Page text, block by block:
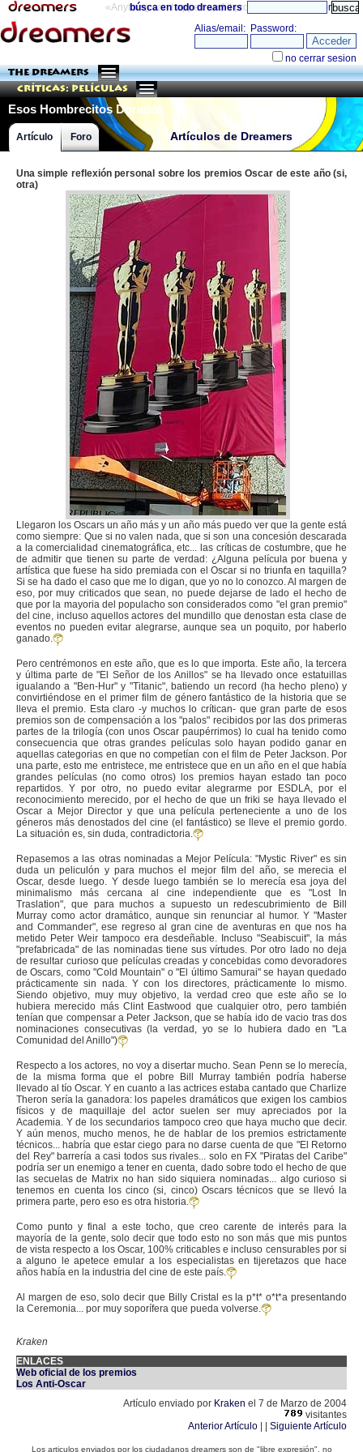
«Anything can happen and it probably will» directorio
búsca en todo dreamers
THE DREAMERS
Críticas: Películas
Esos Hombrecitos Dorados
Artículos de Dreamers
Artículo Foro
Una simple reflexión personal sobre los premios Oscar de este año (si,
otra)
Llegaron los Oscars un año más y un año más puedo ver que la gente está
como siempre: Que si no valen nada, que si son una concesión descarada
a la comercialidad cinematográfica, etc... las críticas de costumbre, que he
de admitir que tienen su parte de verdad: ¿Alguna película por buena y
artística que fuese ha sido premiada con el Oscar si no triunfa en taquilla?
Si se ha dado el caso que me lo digan, que yo no lo conozco. Al margen de
eso, por muy criticados que sean, no puede dejarse de lado el hecho de
que por la mayoria del populacho son considerados como "el gran premio"
del cine, incluso aquellos actores del mundillo que denostan esta clase de
eventos no pueden evitar alegrarse, aunque sea un poquito, por haberlo
ganado.
Pero centrémonos en este año, que es lo que importa. Este año, la tercera
y última parte de "El Señor de los Anillos" se ha llevado once estatuillas
igualando a "Ben-Hur" y "Titanic", batiendo un record (ha hecho pleno) y
convirtiéndose en el primer film de género fantástico de la historia que se
lleva el premio. Esta claro -y muchos lo crítican- que gran parte de esos
premios son de compensación a los "palos" recibidos por las dos primeras
partes de la trilogía (con unos Oscar paupérrimos) lo cual ha tenido como
consecuencia que otras grandes películas solo hayan podido ganar en
aquellas categorias en que no competían con el film de Peter Jackson. Por
una parte, esto me entristece, me entristece que en un año en el que había
grandes películas (no como otros) los premios hayan estado tan poco
repartidos. Y por otro, no puedo evitar alegrarme por ESDLA, por el
reconocimiento merecido, por el hecho de que un friki se haya llevado el
Oscar a Mejor Director y que una película perteneciente a uno de los
géneros más denostados del cine (el fantástico) se lleve el premio gordo.
La situación es, sin duda, contradictoria.
Repasemos a las otras nominadas a Mejor Película: "Mystic River" es sin
duda un peliculón y para muchos el mejor film del año, se merecia el
Oscar, desde luego. Y desde luego también se lo merecía esa joya del
minimalismo más cercana al cine independiente que es "Lost In
Traslation", que para muchos a supuesto un redescubrimiento de Bill
Murray como actor dramático, aunque sin renunciar al humor. Y "Master
and Commander", ese regreso al gran cine de aventuras en que nos ha
metido Peter Weir tampoco era desdeñable. Incluso "Seabiscuit", la más
"prefabricada" de las nominadas tiene sus vírtudes. Por otro lado no deja
de resultar curioso que películas creadas y concebidas como devoradores
de Oscars, como "Cold Mountain" o "El último Samurai" se hayan quedado
prácticamente sin nada. Y con los directores, prácticamente lo mismo.
Siendo objetivo, muy muy objetivo, la verdad creo que este año se lo
hubiera merecido más Clint Eastwood que cualquier otro, pero también
tenían que compensar a Peter Jackson, que se había ido de vacio tras dos
nominaciones consecutivas (la verdad, yo se lo hubiera dado en "La
Comunidad del Anillo")
Respecto a los actores, no voy a disertar mucho. Sean Penn se lo merecía,
de la misma forma que el pobre Bill Murray también podría haberse
llevado al tío Oscar. Y en cuanto a las actrices estaba cantado que Charlize
Theron sería la ganadora: los papeles dramáticos que exigen los cambios
físicos y de maquillaje del actor suelen ser muy apreciados por la
Academia. Y de los secundarios tampoco creo que haya mucho que decir.
Y aún menos, mucho menos, he de hablar de los premios estrictamente
técnicos... habría que estar ciego para no darse cuenta de que "El Retorno
del Rey" barrería a casi todos sus rivales... solo en FX "Piratas del Caribe"
podría ser un enemigo a tener en cuenta, dado sobre todo el hecho de que
las secuelas de Matrix no han sido siquiera nominadas... algo curioso si
tenemos en cuenta los cinco (si, cinco) Oscars técnicos que se llevó la
primera parte, pero eso es otra historia.
Como punto y final a este tocho, que creo carente de interés para la
mayoría de la gente, solo decir que todo esto no son más que mis puntos
de vista respecto a los Oscar, 100% criticables e incluso censurables por si
a alguno le apetece emular a los especialistas en tijeretazos que hace
años había en la industria del cine de este país.
Al margen de eso, solo decir que Billy Cristal es la p*t* o*t*a presentando
la Ceremonia... por muy soporífera que pueda volverse.
Kraken
ENLACES
Web oficial de los premios
Los Anti-Oscar
Artículo enviado por Kraken el 7 de Marzo de 2004
visitantes
Anterior Artículo
Siguiente Artículo
Los articulos enviados por los ciudadanos dreamers son de "libre expresión", no